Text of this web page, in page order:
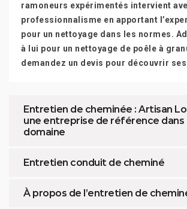
ramoneurs expérimentés intervient
professionnalisme en apportant
pour un nettoyage dans les normes.
à lui pour un nettoyage de poêle à
demandez un devis pour découvrir
Entretien de cheminée : Artisan
une entreprise de référence dans
domaine
Entretien conduit de cheminé
À propos de l’entretien de